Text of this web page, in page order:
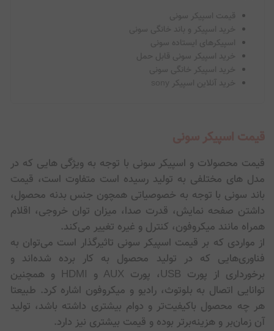
قیمت محصولات و اسپیکر سونی با توجه به ویژگی هایی که در
مدل های مختلفی به تولید رسیده است متفاوت است، قیمت
باند سونی با توجه به خصوصیاتی همچون جنس بدنه محصول،
داشتن صفحه نمایش، قدرت صدا، میزان توان خروجی، اقلام
همراه مانند میکروفون، کنترل و غیره تغییر می‌کند.
از مواردی که بر قیمت اسپیکر سونی تاثیرگذار است می‌توان به
فناوری‌هایی که در تولید محصول به کار برده شده‌اند و
برخورداری از پورت USB، پورت AUX و HDMI و همچنین
توانایی اتصال به بلوتوث، رادیو و میکروفون اشاره کرد. طبیعتا
هر چه محصول باکیفیت‌تر و دوام بیشتری داشته باشد، تولید
آن زمان‌بر و هزینه‌برتر بوده و قیمت بیشتری نیز دارد.